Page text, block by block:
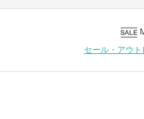
セール・アウ